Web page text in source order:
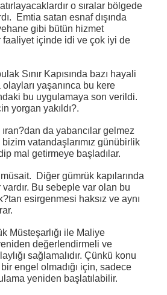
o sıralar bölgede
Emtia satan esnaf dışında
gibi bütün hizmet
içinde idi ve çok iyi de
Sınır Kapısında bazı hayali
olayları yaşanınca bu kere
bu uygulamaya son verildi.
yorgan yakıldı?.
da yabancılar gelmez
vatandaşlarımız günübirlik
mal getirmeye başladılar.
Diğer gümrük kapılarında
Bu sebeple var olan bu
esirgenmesi haksız ve aynı
Müsteşarlığı ile Maliye
değerlendirmeli ve
sağlamalıdır. Çünkü konu
engel olmadığı için, sadece
yeniden başlatılabilir.